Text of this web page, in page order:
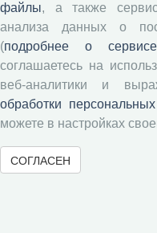
Экономические и
Проблемы развития
Вопросы
Социальное
Юный экономист
АгроЗооТехника
файлы, а также
анализа данных о
(подробнее о сервисе
соглашаетесь на
веб-аналитики и
обработки
можете в настройках
СОГЛАСЕН